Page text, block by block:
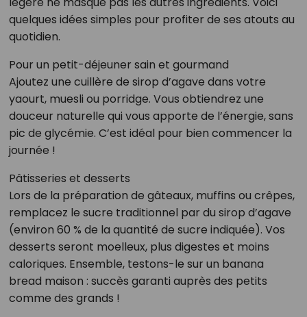
quelques idées simples pour profiter de ses atouts au
quotidien.
Pour un petit-déjeuner sain et gourmand
Ajoutez une cuillère de sirop d’agave dans votre
yaourt, muesli ou porridge. Vous obtiendrez une
douceur naturelle qui vous apporte de l’énergie, sans
pic de glycémie. C’est idéal pour bien commencer la
journée !
Pâtisseries et desserts
Lors de la préparation de gâteaux, muffins ou crêpes,
remplacez le sucre traditionnel par du sirop d’agave
(environ 60 % de la quantité de sucre indiquée). Vos
desserts seront moelleux, plus digestes et moins
caloriques. Ensemble, testons-le sur un banana
bread maison : succès garanti auprès des petits
comme des grands !